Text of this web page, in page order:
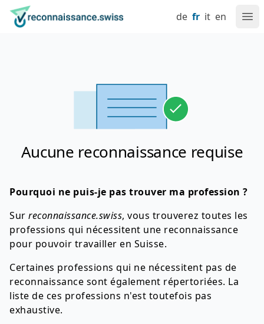
Naviguez sur reconnaissance.swiss
Aller au contenu
Réglage de la langue
Navigation principale
Retour à la page d'accueil de fr it en
Aucune reconnaissance requise
Pourquoi ne puis-je pas trouver ma profession ?
Sur reconnaissance.swiss, vous trouverez toutes les
professions qui nécessitent une reconnaissance
pour pouvoir travailler en Suisse.
Certaines professions qui ne nécessitent pas de
reconnaissance sont également répertoriées. La
liste de ces professions n'est toutefois pas
exhaustive.